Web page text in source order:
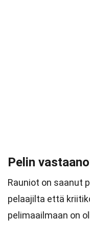
Pelin
Rauniot on saanut
pelaajilta että
pelimaailmaan on